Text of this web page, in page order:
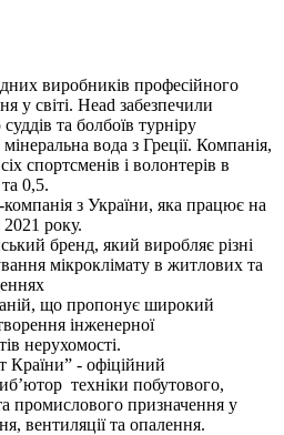
виробників професійного
у світі. Head забезпечили
та болбоїв турніру
вода з Греції. Компанія,
спортсменів і волонтерів в
0,5.
з України, яка працює на
року.
бренд, який виробляє різні
мікроклімату в житлових та
що пропонує широкий
інженерної
нерухомості.
Країни” - офіційний
техніки побутового,
промислового призначення у
вентиляції та опалення.